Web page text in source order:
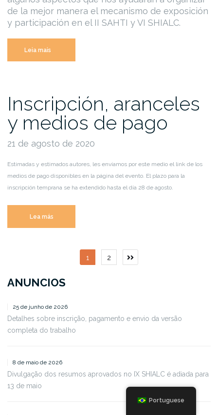
de la mejor manera el mecanismo de exposición
y participación en el II SAHTI y VI SHIALC.
Leia mais
el
y
VI
SHIALC!!!!!!
49JAIIO-
FI-
UBA
2020”
Inscripción, aranceles
y medios de pago
21 de agosto de 2020
Estimadas y estimados autores, les envíamos por este medio el link de los
medios de pago disponibles en la página del evento. El plazo para la
inscripción temprana se ha extendido hasta el día 28 de agosto.
Lea más
Paginação
1 2
ANUNCIOS
25 de junho de 2026
Detalhes sobre inscrição, pagamento e envio da versão
completa do trabalho
8 de maio de 2026
Divulgação dos resumos aprovados no IX SHIALC é adiada para
13 de maio
Portuguese